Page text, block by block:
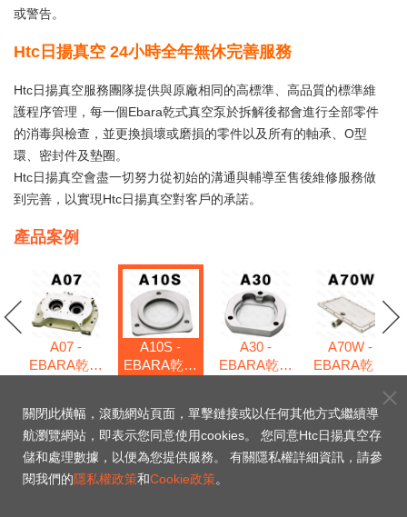
或警告。
Htc日揚真空 24小時全年無休完善服務
Htc日揚真空服務團隊提供與原廠相同的高標準、高品質的標準維
護程序管理，每一個Ebara乾式真空泵於拆解後都會進行全部零件
的消毒與檢查，並更換損壞或磨損的零件以及所有的軸承、O型
環、密封件及墊圈。
Htc日揚真空會盡一切努力從初始的溝通與輔導至售後維修服務做
到完善，以實現Htc日揚真空對客戶的承諾。
產品案例
A07 -
EBARA乾式
A10S -
EBARA乾式
A30 -
EBARA乾式
A70W -
EBARA乾式
A10S - EBARA乾式真
關閉此橫幅，滾動網站頁面，單擊鏈接或以任何其他方式繼續導
航瀏覽網站，即表示您同意使用cookies。 您同意Htc日揚真空存
儲和處理數據，以便為您提供服務。 有關隱私權詳細資訊，請參
閱我們的隱私權政策和Cookie政策。